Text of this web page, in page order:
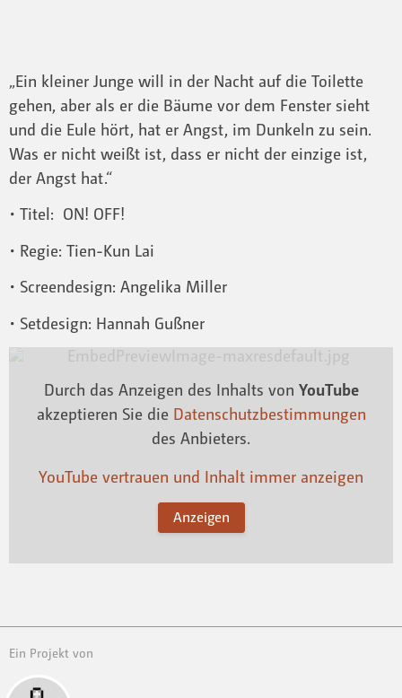
„Ein kleiner Junge will in der Nacht auf die Toilette
gehen, aber als er die Bäume vor dem Fenster sieht
und die Eule hört, hat er Angst, im Dunkeln zu sein.
Was er nicht weißt ist, dass er nicht der einzige ist,
der Angst hat.“
• Titel: ON! OFF!
• Regie: Tien-Kun Lai
• Screendesign: Angelika Miller
• Setdesign: Hannah Gußner
Durch das Anzeigen des Inhalts von YouTube
akzeptieren Sie die Datenschutzbestimmungen
des Anbieters.
YouTube vertrauen und Inhalt immer anzeigen
Anzeigen
Ein Projekt von